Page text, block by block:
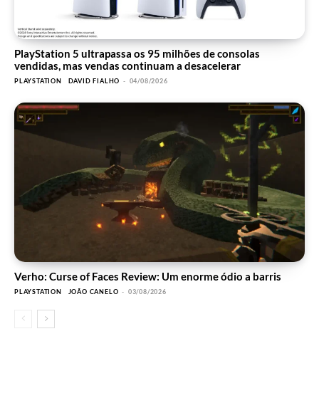
PlayStation 5 ultrapassa os 95 milhões de consolas
vendidas, mas vendas continuam a desacelerar
PLAYSTATION DAVID FIALHO - 04/08/2026
Verho: Curse of Faces Review: Um enorme ódio a barris
PLAYSTATION JOÃO CANELO - 03/08/2026